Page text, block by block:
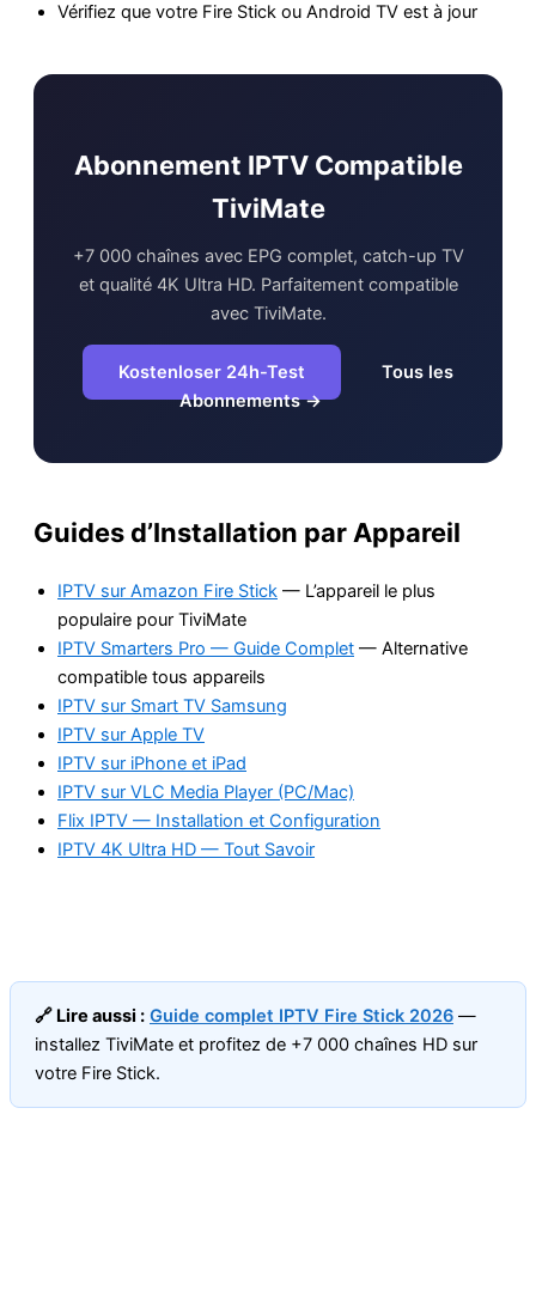
Vérifiez que votre Fire Stick ou Android TV est à jour
Abonnement IPTV Compatible
TiviMate
+7 000 chaînes avec EPG complet, catch-up TV
et qualité 4K Ultra HD. Parfaitement compatible
avec TiviMate.
Kostenloser 24h-Test
Tous les
Abonnements →
Guides d’Installation par Appareil
IPTV sur Amazon Fire Stick — L’appareil le plus
populaire pour TiviMate
IPTV Smarters Pro — Guide Complet — Alternative
compatible tous appareils
IPTV sur Smart TV Samsung
IPTV sur Apple TV
IPTV sur iPhone et iPad
IPTV sur VLC Media Player (PC/Mac)
Flix IPTV — Installation et Configuration
IPTV 4K Ultra HD — Tout Savoir
🔗 Lire aussi : Guide complet IPTV Fire Stick 2026 —
installez TiviMate et profitez de +7 000 chaînes HD sur
votre Fire Stick.